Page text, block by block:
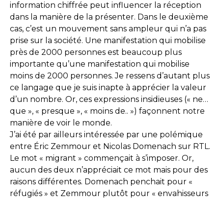
information chiffrée peut influencer la réception
dans la manière de la présenter. Dans le deuxième
cas, c’est un mouvement sans ampleur qui n’a pas
prise sur la société. Une manifestation qui mobilise
près de 2000 personnes est beaucoup plus
importante qu’une manifestation qui mobilise
moins de 2000 personnes. Je ressens d’autant plus
ce langage que je suis inapte à apprécier la valeur
d’un nombre. Or, ces expressions insidieuses (« ne…
que », « presque », « moins de.. ») façonnent notre
manière de voir le monde.
J’ai été par ailleurs intéressée par une polémique
entre Éric Zemmour et Nicolas Domenach sur RTL.
Le mot « migrant » commençait à s’imposer. Or,
aucun des deux n’appréciait ce mot mais pour des
raisons différentes. Domenach penchait pour «
réfugiés » et Zemmour plutôt pour « envahisseurs